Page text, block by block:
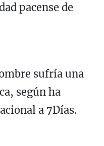
pacense de
sufría una
según ha
a 7Días.